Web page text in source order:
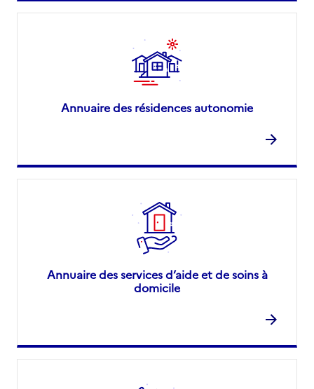
Annuaire des résidences autonomie
Annuaire des services d’aide et de soins à
domicile